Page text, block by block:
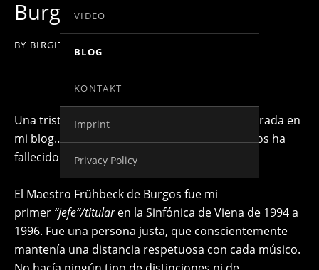
VIDEO
BLOG
KONTAKT
Imprint
Privacy Policy
Burgos
BY BIRGIT KOLAR
Una triste noticia me dispone a dejar esta entrada en
mi blog… El Maestro Rafael Frühbeck de Burgos ha
fallecido esta mañana.
El Maestro Frühbeck de Burgos fue mi
primer “jefe”/titularen la Sinfónica de Viena de 1994 a
1996. Fue una persona justa, que conscientemente
mantenía una distancia respetuosa con cada músico.